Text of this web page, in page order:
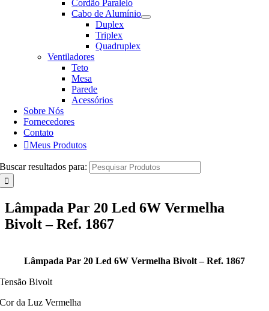
Cordão Paralelo
Cabo de Alumínio
Duplex
Triplex
Quadruplex
Ventiladores
Teto
Mesa
Parede
Acessórios
Sobre Nós
Fornecedores
Contato
Meus Produtos
Buscar resultados para:
Lâmpada Par 20 Led 6W Vermelha
Bivolt – Ref. 1867
Lâmpada Par 20 Led 6W Vermelha Bivolt – Ref. 1867
Tensão Bivolt
Cor da Luz Vermelha